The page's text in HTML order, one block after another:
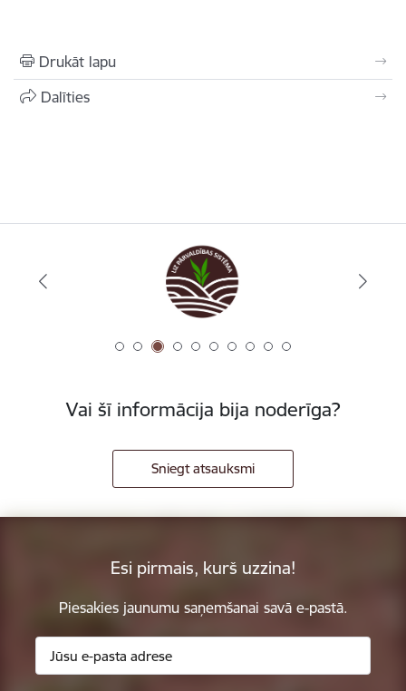
Drukāt lapu
Dalīties
Vai šī informācija bija noderīga?
Sniegt atsauksmi
Esi pirmais, kurš uzzina!
Piesakies jaunumu saņemšanai savā e-pastā.